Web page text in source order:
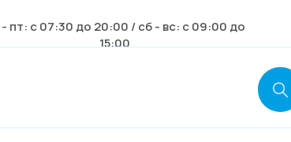
- пт: с 07:30 до 20:00 / сб - вс: с 09:00 до
15:00